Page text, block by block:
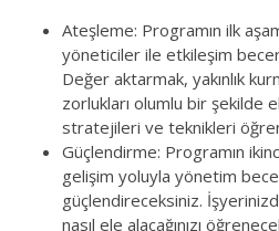
Ateşleme: Programın ilk
yöneticiler ile etkileşim
Değer aktarmak, yakınlık
zorlukları olumlu bir şekilde
stratejileri ve teknikleri
Güçlendirme: Programın
gelişim yoluyla yönetim
güçlendireceksiniz.
nasıl ele alacağınızı